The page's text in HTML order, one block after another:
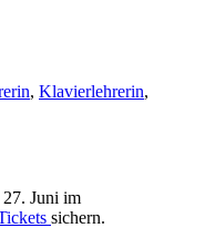
, Klavierlehrerin,
Juni im
sichern.